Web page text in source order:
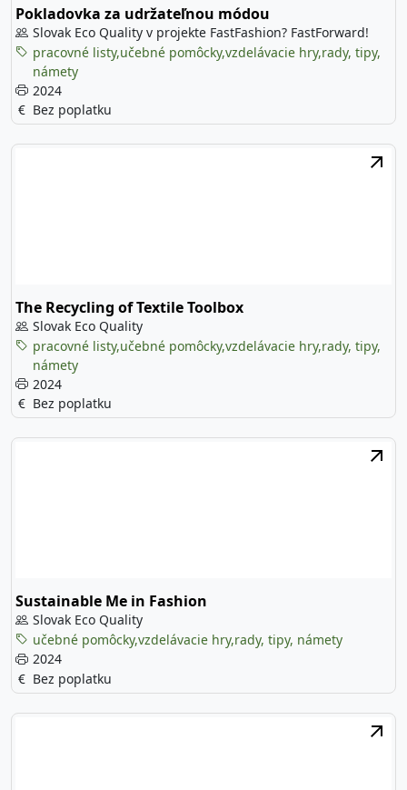
Pokladovka za udržateľnou módou
Slovak Eco Quality v projekte FastFashion? FastForward!
pracovné listy,učebné pomôcky,vzdelávacie hry,rady, tipy,
námety
2024
Bez poplatku
The Recycling of Textile Toolbox
Slovak Eco Quality
pracovné listy,učebné pomôcky,vzdelávacie hry,rady, tipy,
námety
2024
Bez poplatku
Sustainable Me in Fashion
Slovak Eco Quality
učebné pomôcky,vzdelávacie hry,rady, tipy, námety
2024
Bez poplatku